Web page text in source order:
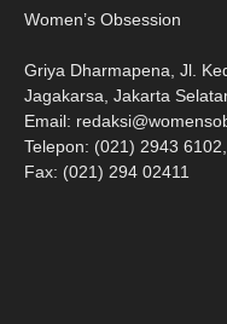
Women’s Obsession
Griya Dharmapena, Jl.
Jagakarsa, Jakarta
Email:
Telepon: (021) 2943
Fax: (021) 294 02411